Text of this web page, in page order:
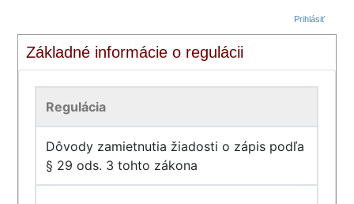
Prihlásiť
Základné informácie o regulácii
Regulácia
Dôvody zamietnutia žiadosti o zápis podľa
§ 29 ods. 3 tohto zákona